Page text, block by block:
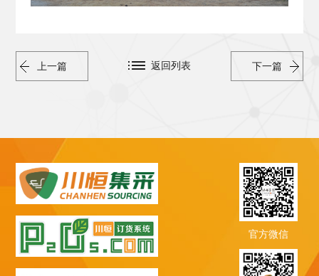
上一篇 下一篇
返回列表
官方微信